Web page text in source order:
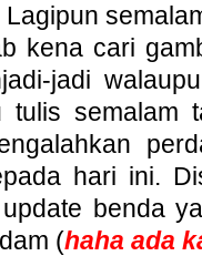
Lagipun
kena cari
jadi
tulis semalam
hari ini.
benda
(haha ada